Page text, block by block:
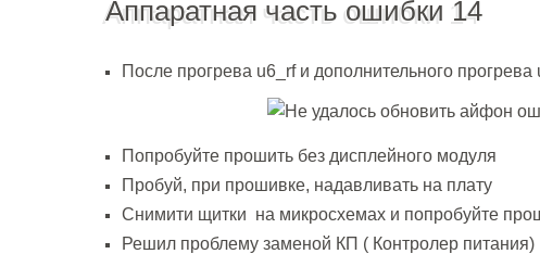
Аппаратная часть ошибки 14
После прогрева u6_rf и дополнительного
Попробуйте прошить без дисплейного модуля
Пробуй, при прошивке, надавливать на плату
Снимити щитки на микросхемах и попробуйте
Решил проблему заменой КП ( Контролер питания)